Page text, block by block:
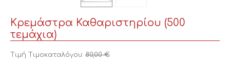
Κρεμάστρα Καθαριστηρίου (500
τεμάχια)
Τιμή Τιμοκαταλόγου: 80,00 €